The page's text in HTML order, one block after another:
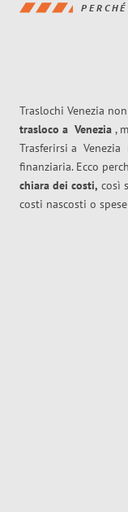
Traslochi Venezia
trasloco a Venezia ,
Trasferirsi a Venezia
finanziaria. Ecco
chiara dei costi, così
costi nascosti o